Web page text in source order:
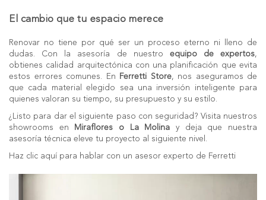
El cambio que tu espacio merece
Renovar no tiene por qué ser un proceso eterno ni lleno de
dudas. Con la asesoría de nuestro equipo de expertos,
obtienes calidad arquitectónica con una planificación que evita
estos errores comunes. En
Ferretti Store, nos aseguramos de
que cada material elegido sea una inversión inteligente para
quienes valoran su tiempo, su presupuesto y su estilo.
¿Listo para dar el siguiente paso con seguridad? Visita nuestros
showrooms en
Miraflores o La Molina y deja que nuestra
asesoría técnica eleve tu proyecto al siguiente nivel.
Haz clic aquí para hablar con un asesor experto de Ferretti